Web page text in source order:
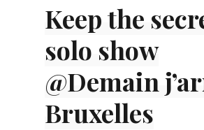
Keep the
solo show
@Demain
Bruxelles